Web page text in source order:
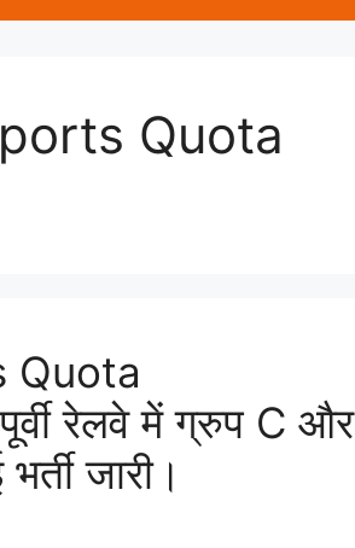
Quota
Quota
रेलवे में ग्रुप C और
जारी।